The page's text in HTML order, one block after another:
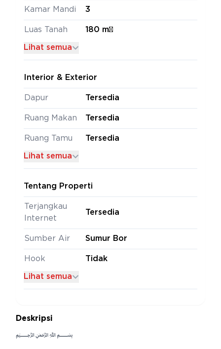
Kamar Mandi 3
Luas Tanah 180 m²
Lihat semua
Interior & Exterior
Dapur Tersedia
Ruang Makan Tersedia
Ruang Tamu Tersedia
Lihat semua
Tentang Properti
Terjangkau
Internet
Tersedia
Sumber Air Sumur Bor
Hook Tidak
Lihat semua
Deskripsi
﷽